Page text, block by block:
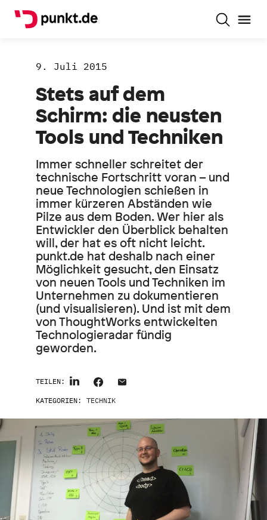
9. Juli 2015
Stets auf dem
Schirm: die neusten
Tools und Techniken
Immer schneller schreitet der
technische Fortschritt voran – und
neue Technologien schießen in
immer kürzeren Abständen wie
Pilze aus dem Boden. Wer hier als
Entwickler den Überblick behalten
will, der hat es oft nicht leicht.
punkt.de hat deshalb nach einer
Möglichkeit gesucht, den Einsatz
von neuen Tools und Techniken im
Unternehmen zu dokumentieren
(und visualisieren). Und ist mit dem
von ThoughtWorks entwickelten
Technologieradar fündig
geworden.
TEILEN:
KATEGORIEN: TECHNIK